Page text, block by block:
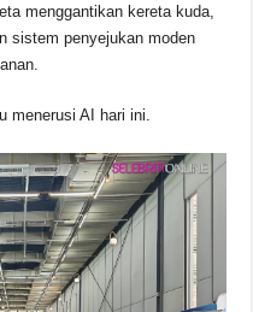
menggantikan kereta kuda,
sistem penyejukan moden
menerusi AI hari ini.